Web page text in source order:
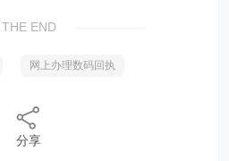
THE END
网上办理数码回执
分享